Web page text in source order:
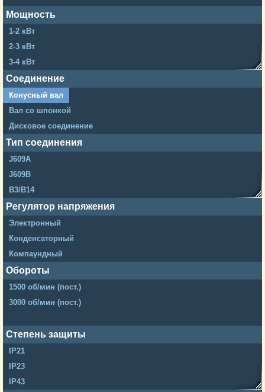
Мощность
1-2 кВт
2-3 кВт
3-4 кВт
4-5 кВт
5-6 кВт
6-7 кВт
7-8 кВт
9-10 кВт
12-15 кВт
Соединение
Конусный вал
Вал со шпонкой
Дисковое соединение
Тип соединения
J609A
J609B
B3/B14
SAE5 6.5
SAE5 7.5
SAE5 8
SAE4 6.5
SAE4 7.5
SAE4 8
SAE4 10
SAE3 8
SAE3 10
Регулятор напряжения
Электронный
Конденсаторный
Компаундный
Обороты
1500 об/мин (пост.)
3000 об/мин (пост.)
Степень защиты
IP21
IP23
IP43